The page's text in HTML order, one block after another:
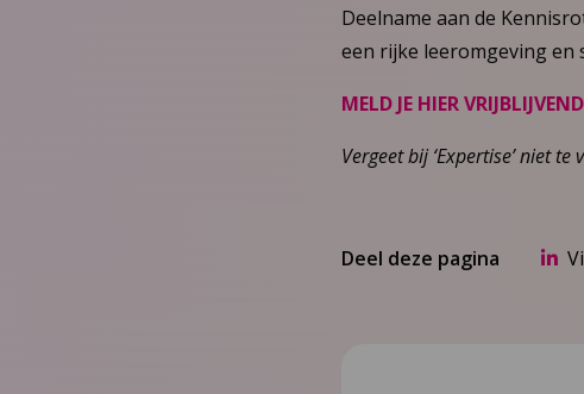
Deelname aan de
een rijke leeromgeving en
MELD JE HIER
Vergeet bij ‘Expertise’ niet
Deel deze pagina